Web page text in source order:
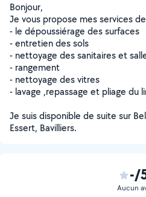
Bonjour,
Je vous propose mes services
- le dépoussiérage des surfaces
- entretien des sols
- nettoyage des sanitaires et
- rangement
- nettoyage des vitres
- lavage ,repassage et pliage du
Je suis disponible de suite sur
Essert, Bavilliers.
-/
Aucun